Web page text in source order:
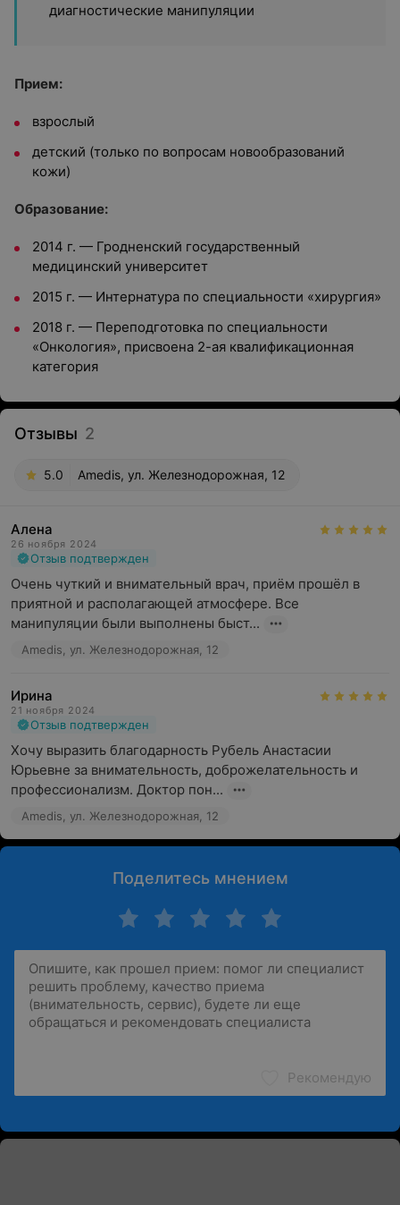
диагностические манипуляции
Прием:
взрослый
детский (только по вопросам новообразований
кожи)
Образование:
2014 г. — Гродненский государственный
медицинский университет
2015 г. — Интернатура по специальности «хирургия»
2018 г. — Переподготовка по специальности
«Онкология», присвоена 2-ая квалификационная
категория
Отзывы 2
5.0 Amedis, ул. Железнодорожная, 12
Алена
26 ноября 2024
Отзыв подтвержден
Очень чуткий и внимательный врач, приём прошёл в
приятной и располагающей атмосфере. Все
манипуляции были выполнены быст...
Amedis, ул. Железнодорожная, 12
Ирина
21 ноября 2024
Отзыв подтвержден
Хочу выразить благодарность Рубель Анастасии
Юрьевне за внимательность, доброжелательность и
профессионализм. Доктор пон...
Amedis, ул. Железнодорожная, 12
Поделитесь мнением
Рекомендую